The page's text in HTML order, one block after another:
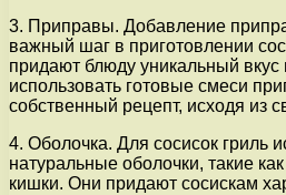
3. Приправы. Добавление
важный шаг в приготовлении
придают блюду уникальный
использовать готовые смеси
собственный рецепт, исходя из
4. Оболочка. Для сосисок гриль
натуральные оболочки, такие
кишки. Они придают сосискам